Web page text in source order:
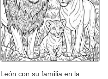
León con su familia en la